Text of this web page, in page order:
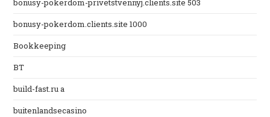
bonusy-pokerdom-privetstvennyj.clients.site 503
bonusy-pokerdom.clients.site 1000
Bookkeeping
BT
build-fast.ru a
buitenlandsecasino